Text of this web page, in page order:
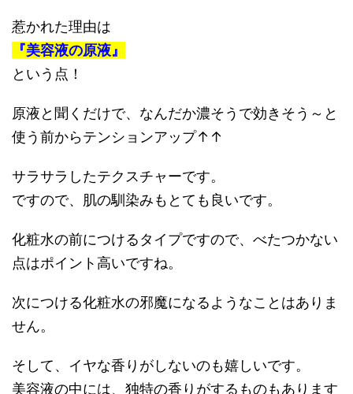
惹かれた理由は
『美容液の原液』
という点！
原液と聞くだけで、なんだか濃そうで効きそう～と
使う前からテンションアップ↑↑
サラサラしたテクスチャーです。
ですので、肌の馴染みもとても良いです。
化粧水の前につけるタイプですので、べたつかない
点はポイント高いですね。
次につける化粧水の邪魔になるようなことはありま
せん。
そして、イヤな香りがしないのも嬉しいです。
美容液の中には、独特の香りがするものもあります